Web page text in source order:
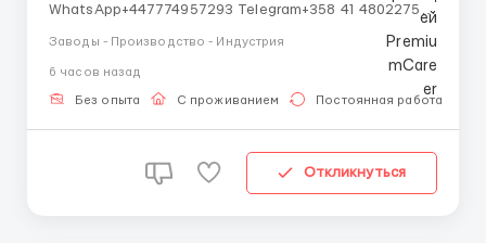
WhatsApp+447774957293 Telegram+358 41 4802275
швейной машине (оверлок, прямострочка) Контроль
качества готовой продукции Поддержание порядка...
Заводы - Производство - Индустрия
6 часов назад
Без опыта С проживанием Постоянная работа
Откликнуться